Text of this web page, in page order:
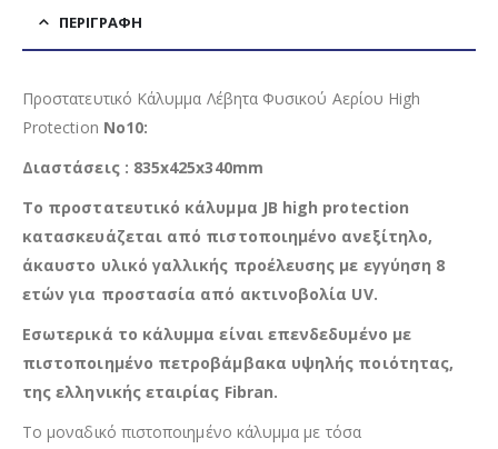
ΠΕΡΙΓΡΑΦΉ
Προστατευτικό Κάλυμμα Λέβητα Φυσικού Αερίου High
Protection No10:
Διαστάσεις : 835x425x340mm
Το προστατευτικό κάλυμμα JB high protection
κατασκευάζεται από πιστοποιημένο ανεξίτηλο,
άκαυστο υλικό γαλλικής προέλευσης με εγγύηση 8
ετών για προστασία από ακτινοβολία UV.
Εσωτερικά το κάλυμμα είναι επενδεδυμένο με
πιστοποιημένο πετροβάμβακα υψηλής ποιότητας,
της ελληνικής εταιρίας Fibran.
Το μοναδικό πιστοποιημένο κάλυμμα με τόσα